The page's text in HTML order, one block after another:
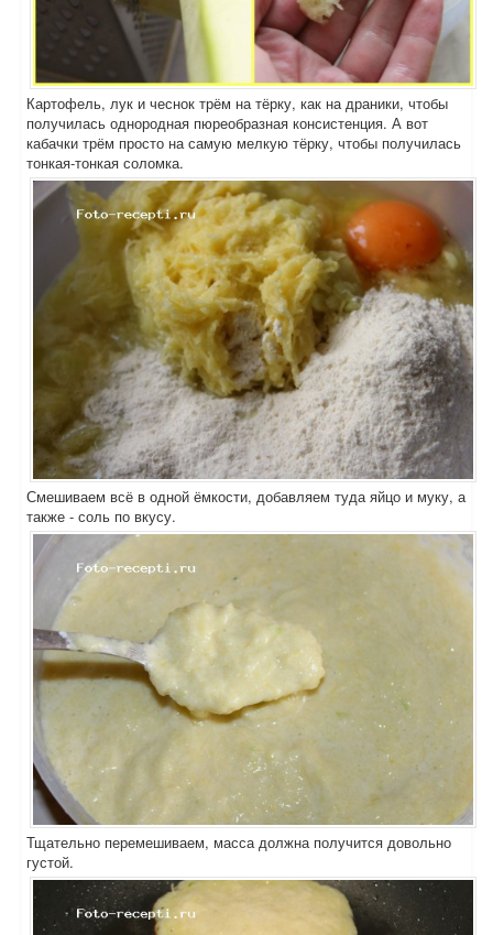
Картофель, лук и чеснок трём на тёрку, как на драники, чтобы
получилась однородная пюреобразная консистенция. А вот
кабачки трём просто на самую мелкую тёрку, чтобы получилась
тонкая-тонкая соломка.
Смешиваем всё в одной ёмкости, добавляем туда яйцо и муку, а
также - соль по вкусу.
Тщательно перемешиваем, масса должна получится довольно
густой.